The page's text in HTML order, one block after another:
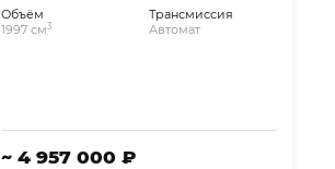
Объём
1997 см3
Трансмиссия
Автомат
~ 4 957 000 ₽